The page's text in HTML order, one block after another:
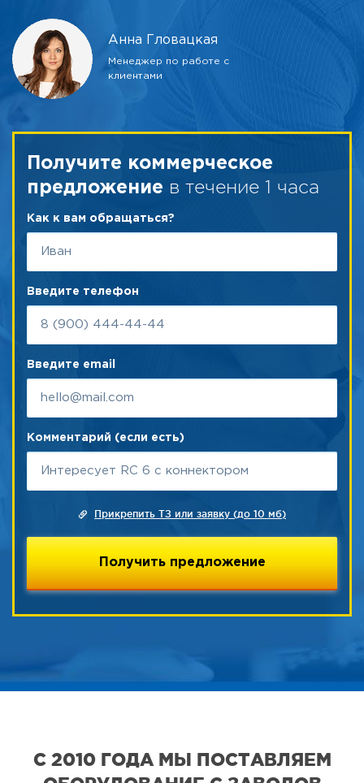
Анна Гловацкая
Менеджер по работе с
клиентами
Получите коммерческое
предложение в течение 1 часа
Как к вам обращаться?
Введите телефон
Введите email
Комментарий (если есть)
Прикрепить ТЗ или заявку (до 10 мб)
С 2010 ГОДА МЫ ПОСТАВЛЯЕМ